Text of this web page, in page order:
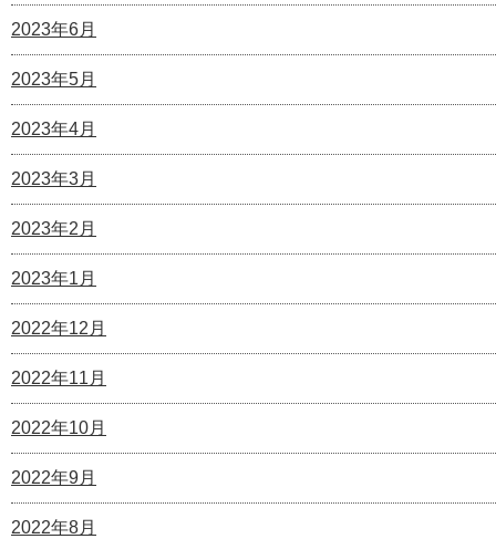
2023年6月
2023年5月
2023年4月
2023年3月
2023年2月
2023年1月
2022年12月
2022年11月
2022年10月
2022年9月
2022年8月